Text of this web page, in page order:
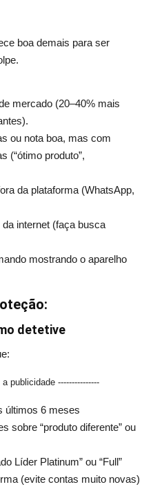
boa demais para ser
mercado (20–40% mais
ou nota boa, mas com
(“ótimo produto”,
da plataforma (WhatsApp,
internet (faça busca
mostrando o aparelho
detetive
publicidade ---------------
últimos 6 meses
sobre “produto diferente” ou
Líder Platinum” ou “Full”
(evite contas muito novas)